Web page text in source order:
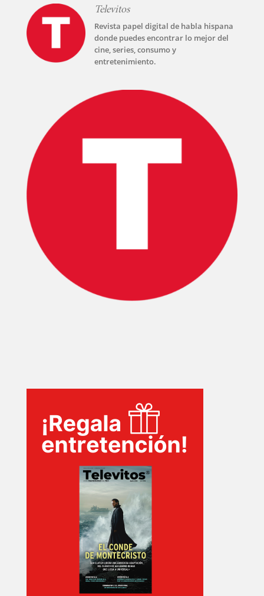
TECNOVITOS
PLUS
Televitos
Revista papel digital de habla hispana
donde puedes encontrar lo mejor del
cine, series, consumo y
entretenimiento.